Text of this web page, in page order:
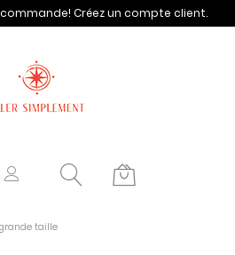
commande! Créez un compte client.
taille